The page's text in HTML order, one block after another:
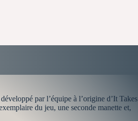
par l’équipe à l’origine d’It Takes
du jeu, une seconde manette et,